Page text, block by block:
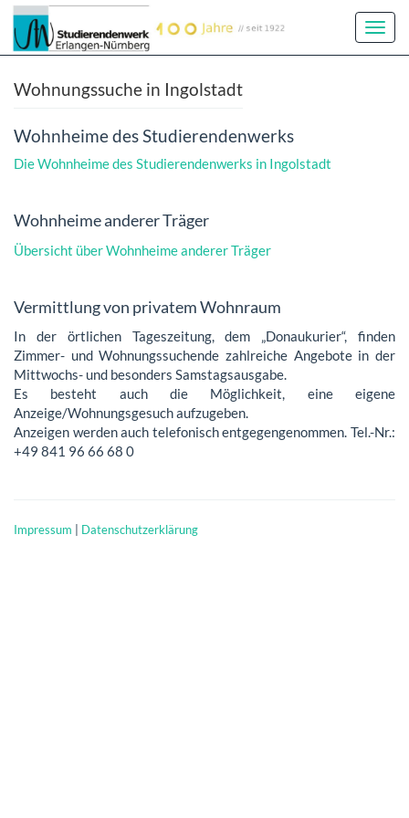
Wohnungssuche in Ingolstadt
Wohnheime des Studierendenwerks
Die Wohnheime des Studierendenwerks in Ingolstadt
Wohnheime anderer Träger
Übersicht über Wohnheime anderer Träger
Vermittlung von privatem Wohnraum
In der örtlichen Tageszeitung, dem „Donaukurier“, finden
Zimmer- und Wohnungssuchende zahlreiche Angebote in der
Mittwochs- und besonders Samstagsausgabe.
Es besteht auch die Möglichkeit, eine eigene
Anzeige/Wohnungsgesuch aufzugeben.
Anzeigen werden auch telefonisch entgegengenommen. Tel.-Nr.:
+49 841 96 66 68 0
Impressum Datenschutzerklärung